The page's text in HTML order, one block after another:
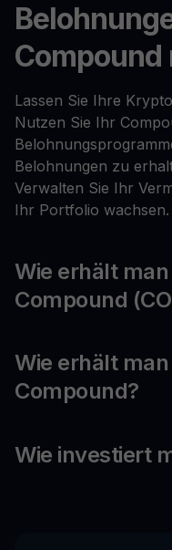
Compound
Lassen Sie Ihre
Nutzen Sie Ihr
Belohnungen zu
Verwalten Sie Ihr
Ihr Portfolio wachsen.
Wie erhält
Compound
Wie erhält
Compound?
Wie investiert